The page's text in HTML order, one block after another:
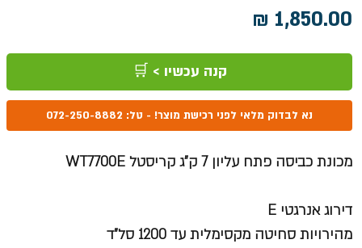
קנה עכשיו > 🛒
נא לבדוק מלאי לפני רכישת מוצר! - טל: 072-250-8882
מכונת כביסה פתח עליון 7 ק"ג קריסטל WT7700E
דירוג אנרגטי E
מהירויות סחיטה מקסימלית עד 1200 סל"ד